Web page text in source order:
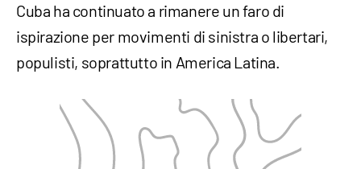
Cuba ha continuato a rimanere un faro di
ispirazione per movimenti di sinistra o libertari,
populisti, soprattutto in America Latina.